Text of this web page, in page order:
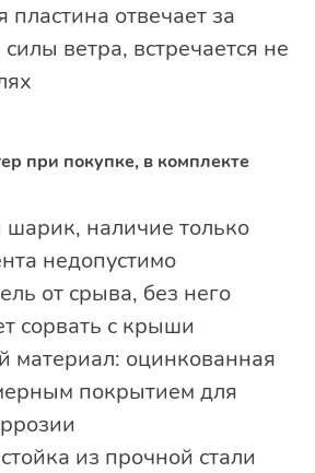
пластина отвечает за
ветра, встречается не
при покупке, в комплекте
наличие только
недопустимо
от срыва, без него
сорвать с крыши
материал: оцинкованная
покрытием для
из прочной стали